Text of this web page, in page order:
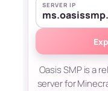
SERVER IP
Oasis SMP is a
server for